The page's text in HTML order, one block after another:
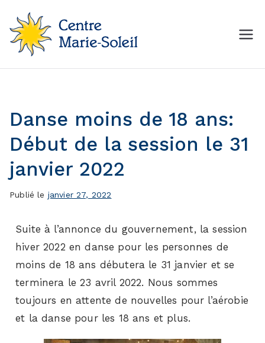
Centre Marie-Soleil
MON Centre de mise en
Danse moins de 18 ans:
Début de la session le 31
janvier 2022
Publié le janvier 27, 2022
Suite à l’annonce du gouvernement, la session
hiver 2022 en danse pour les personnes de
moins de 18 ans débutera le 31 janvier et se
terminera le 23 avril 2022. Nous sommes
toujours en attente de nouvelles pour l’aérobie
et la danse pour les 18 ans et plus.